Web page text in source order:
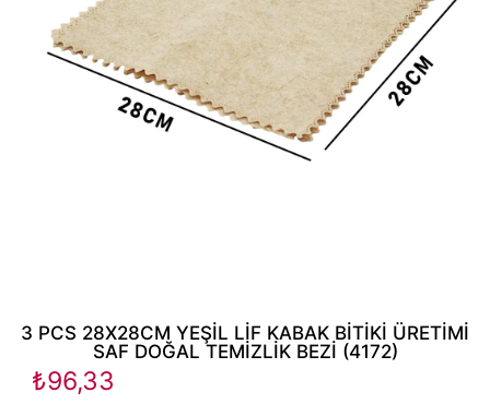
3 PCS 28X28CM YEŞİL LİF KABAK BİTİKİ ÜRETİMİ
SAF DOĞAL TEMİZLİK BEZİ (4172)
₺96,33